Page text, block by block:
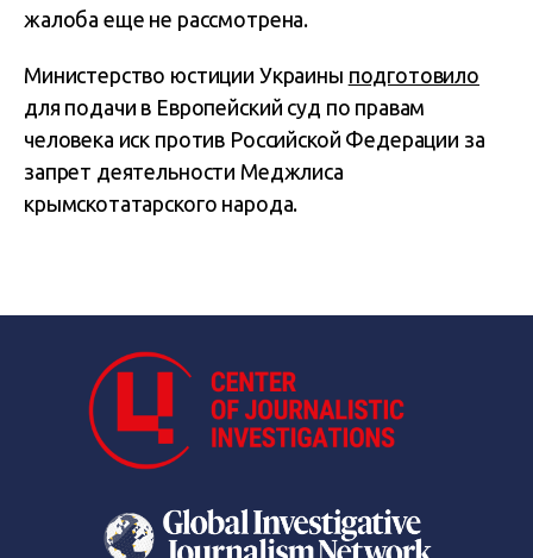
жалоба еще не рассмотрена.
Министерство юстиции Украины подготовило
для подачи в Европейский суд по правам
человека иск против Российской Федерации за
запрет деятельности Меджлиса
крымскотатарского народа.